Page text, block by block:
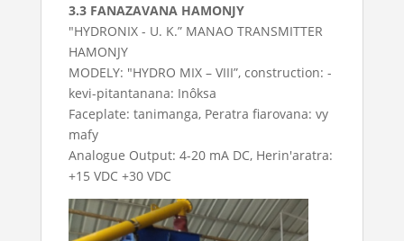
3.3 FANAZAVANA HAMONJY
"HYDRONIX - U. K.” MANAO TRANSMITTER
HAMONJY
MODELY: "HYDRO MIX – VIII”, construction: -
kevi-pitantanana: Inôksa
Faceplate: tanimanga, Peratra fiarovana: vy
mafy
Analogue Output: 4-20 mA DC, Herin'aratra:
+15 VDC +30 VDC